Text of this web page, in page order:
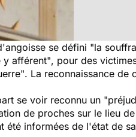
se défini "la
y afférent", pour des
. La reconnaissance de
se voir reconnu un
de proches sur le lieu
été informées de l'état de